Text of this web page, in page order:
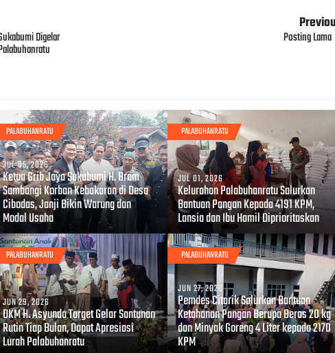
Digelar Posting Lama
PALABUHANRATU
JUL 05, 2026
Ketua Grib Jaya Sukabumi H. Bram
Sambangi Korban Kebakaran di Desa
Cibodas, Janji Bikin Warung dan
Modal Usaha
PALABUHANRATU
JUL 01, 2026
Kelurahan Palabuhanratu Salurkan
Bantuan Pangan Kepada 4191 KPM,
Lansia dan Ibu Hamil Diprioritaskan
PALABUHANRATU
JUN 29, 2026
DKM H. Asyunda Target Gelar Santunan
Rutin Tiap Bulan, Dapat Apresiasi
Lurah Palabuhanratu
PALABUHANRATU
JUN 27, 2026
Pemdes Citarik Salurkan Bantuan
Ketahanan Pangan Berupa Beras 20 kg
dan Minyak Goreng 4 Liter kepada 2170
KPM